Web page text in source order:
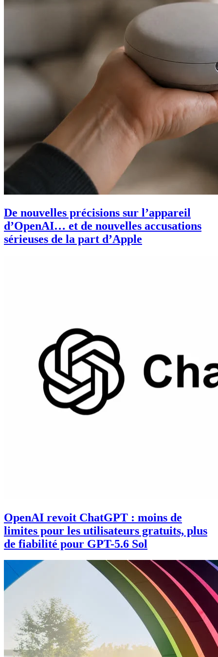
De nouvelles précisions sur l’appareil
d’OpenAI… et de nouvelles accusations
sérieuses de la part d’Apple
OpenAI revoit ChatGPT : moins de
limites pour les utilisateurs gratuits, plus
de fiabilité pour GPT-5.6 Sol